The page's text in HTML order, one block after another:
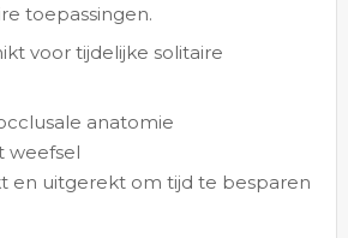
toepassingen.
voor tijdelijke solitaire
anatomie
weefsel
en uitgerekt om tijd te besparen